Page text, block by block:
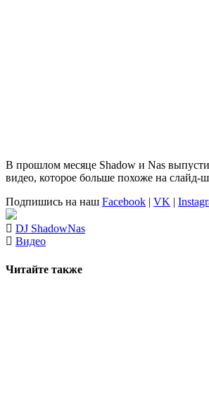
В прошлом месяце Shadow и Nas
видео, которое больше похоже на слайд-
Подпишись на наш Facebook | VK |
DJ ShadowNas
Видео
Читайте также